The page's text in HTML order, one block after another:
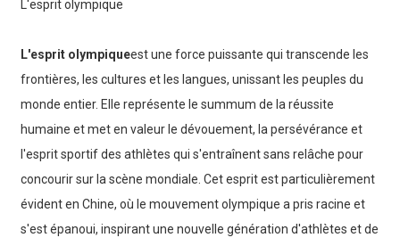
L'esprit olympique
L'esprit olympiqueest une force puissante qui transcende les
frontières, les cultures et les langues, unissant les peuples du
monde entier. Elle représente le summum de la réussite
humaine et met en valeur le dévouement, la persévérance et
l'esprit sportif des athlètes qui s'entraînent sans relâche pour
concourir sur la scène mondiale. Cet esprit est particulièrement
évident en Chine, où le mouvement olympique a pris racine et
s'est épanoui, inspirant une nouvelle génération d'athlètes et de